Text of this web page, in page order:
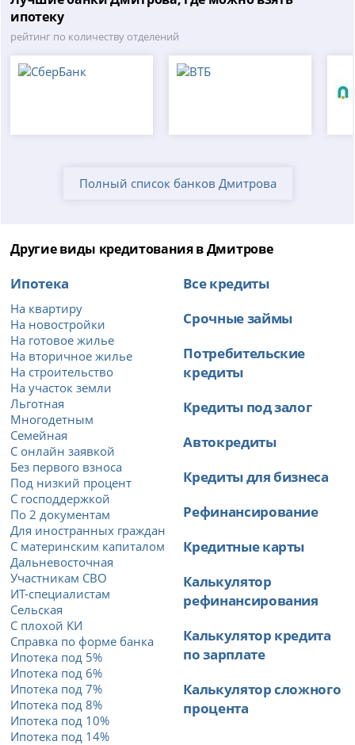
ипотеку
рейтинг по количеству отделений
Полный список банков Дмитрова
Другие виды кредитования в Дмитрове
Ипотека
На квартиру
На новостройки
На готовое жилье
На вторичное жилье
На строительство
На участок земли
Льготная
Многодетным
Семейная
С онлайн заявкой
Без первого взноса
Под низкий процент
С господдержкой
По 2 документам
Для иностранных граждан
С материнским капиталом
Дальневосточная
Участникам СВО
ИТ-специалистам
Сельская
С плохой КИ
Справка по форме банка
Ипотека под 5%
Ипотека под 6%
Ипотека под 7%
Ипотека под 8%
Ипотека под 10%
Ипотека под 14%
Все кредиты
Срочные займы
Потребительские
кредиты
Кредиты под залог
Автокредиты
Кредиты для бизнеса
Рефинансирование
Кредитные карты
Калькулятор
рефинансирования
Калькулятор кредита
по зарплате
Калькулятор сложного
процента